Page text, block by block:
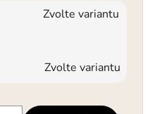
Zvolte variantu
Zvolte variantu